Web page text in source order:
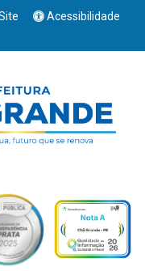
Acessibilidade